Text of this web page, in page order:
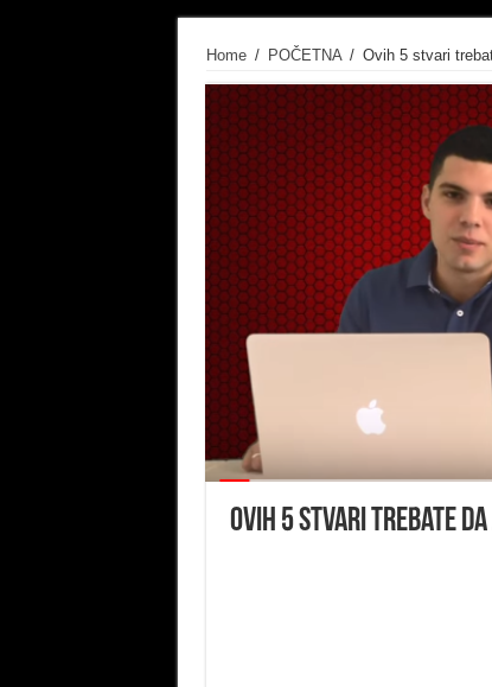
Home / POČETNA / Ovih 5 stvari
Ovih 5 stvari trebate da